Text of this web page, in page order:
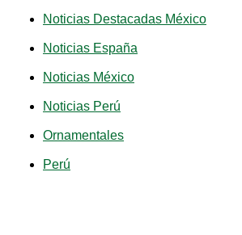
Noticias Destacadas México
Noticias España
Noticias México
Noticias Perú
Ornamentales
Perú